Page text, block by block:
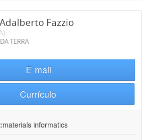
Adalberto Fazzio
TERRA
E-mail
Currículo
materials informatics